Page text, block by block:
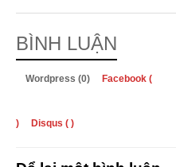
BÌNH LUẬN
Wordpress (0) Facebook (
) Disqus ( )